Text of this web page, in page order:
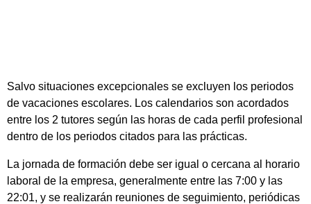
Salvo situaciones excepcionales se excluyen los periodos
de vacaciones escolares. Los calendarios son acordados
entre los 2 tutores según las horas de cada perfil profesional
dentro de los periodos citados para las prácticas.
La jornada de formación debe ser igual o cercana al horario
laboral de la empresa, generalmente entre las 7:00 y las
22:01, y se realizarán reuniones de seguimiento, periódicas